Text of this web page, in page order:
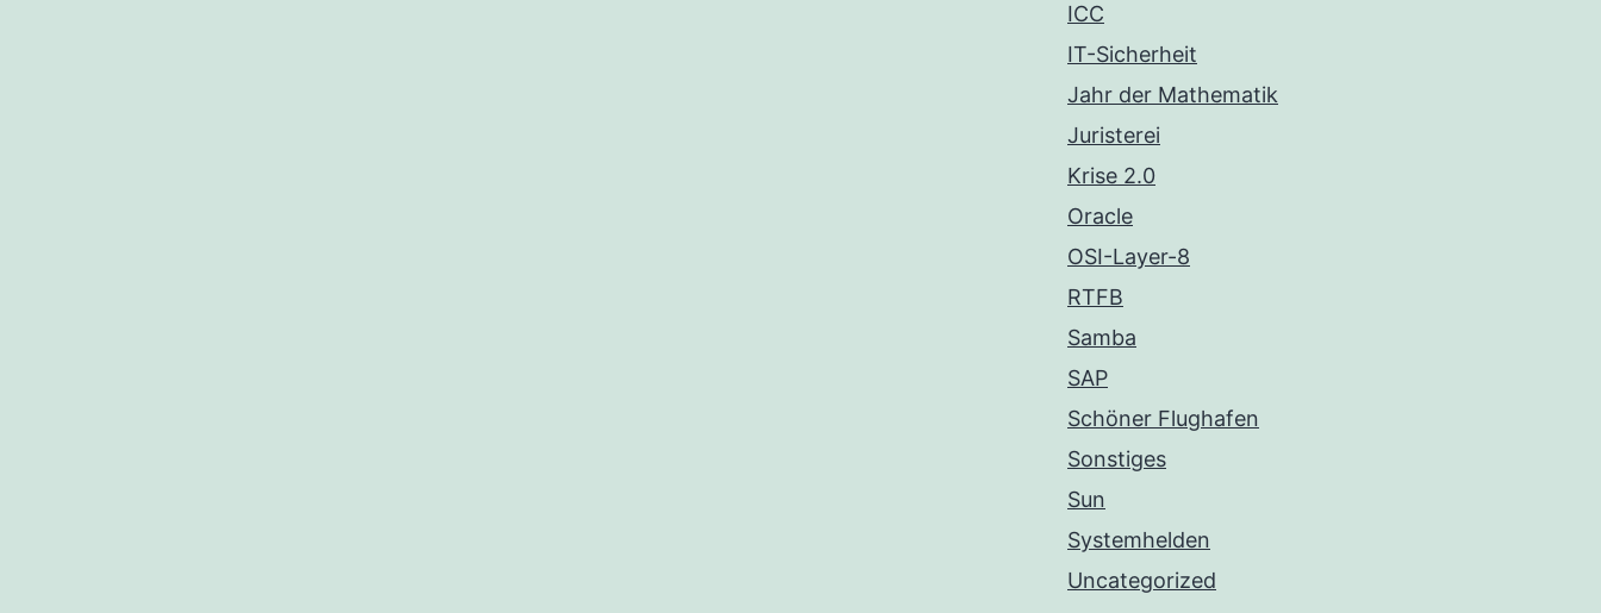
ICC
IT-Sicherheit
Jahr der Mathematik
Juristerei
Krise 2.0
Oracle
OSI-Layer-8
RTFB
Samba
SAP
Schöner Flughafen
Sonstiges
Sun
Systemhelden
Uncategorized